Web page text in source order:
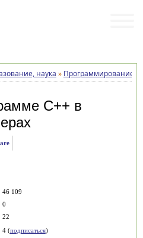
наука » Программирование
C++ в
46 109
0
22
4 (подписаться)